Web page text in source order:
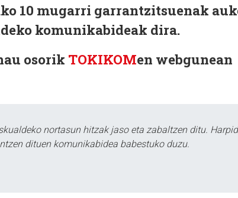
10 mugarri garrantzitsuenak
komunikabideak dira.
osorik TOKIKOMen webgunean
nortasun hitzak jaso eta zabaltzen ditu.
dituen komunikabidea babestuko duzu.